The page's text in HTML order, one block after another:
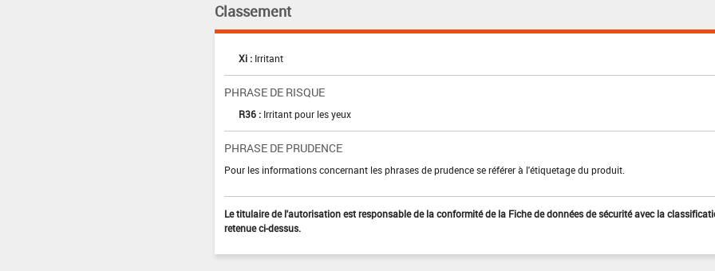
Classement
Xi : Irritant
PHRASE DE RISQUE
R36 : Irritant pour les yeux
PHRASE DE PRUDENCE
Pour les informations concernant les phrases de prudence se référer à l'étiquetage du produit.
Le titulaire de l'autorisation est responsable de la conformité de la Fiche de données de sécurité avec la
retenue ci-dessus.